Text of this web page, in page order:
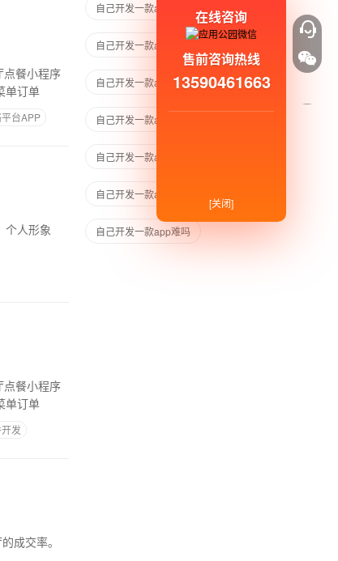
单订单
台APP
单订单
发
自己开发一款app需要哪些步骤
自己开发一款app需要学什么
自己开发一款app要多少钱
自己开发一款app怎么上架
自己开发一款app怎么赚钱
自己开发一款app赚钱吗
自己开发一款app难吗
在线咨询
售前咨询热线
13590461663
[关闭]